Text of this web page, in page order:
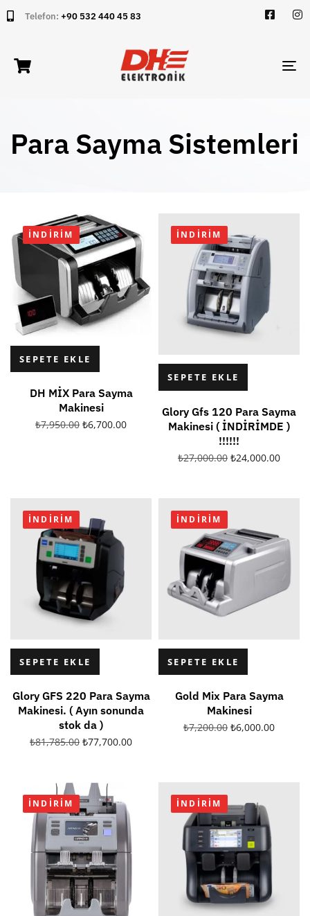
Telefon: +90 532 440 45 83
Para Sayma Sistemleri
İNDIRIM
SEPETE EKLE
DH MİX Para Sayma
Makinesi
₺7,950.00 ₺6,700.00
İNDIRIM
SEPETE EKLE
Glory Gfs 120 Para Sayma
Makinesi ( İNDİRİMDE )
!!!!!!
₺27,000.00 ₺24,000.00
İNDIRIM
SEPETE EKLE
Glory GFS 220 Para Sayma
Makinesi. ( Ayın sonunda
stok da )
₺81,785.00 ₺77,700.00
İNDIRIM
SEPETE EKLE
Gold Mix Para Sayma
Makinesi
₺7,200.00 ₺6,000.00
İNDIRIM İNDIRIM